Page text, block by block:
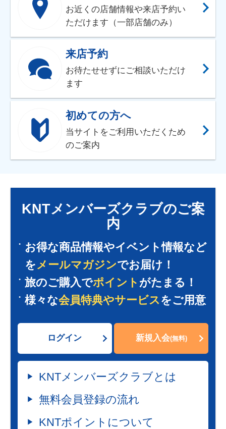
お近くの店舗情報や来店予約い
ただけます（一部店舗のみ）
来店予約
お待たせせずにご相談いただけ
ます
初めての方へ
当サイトをご利用いただくため
のご案内
KNTメンバーズクラブのご案
内
お得な商品情報やイベント情報など
を メールマガジンでお届け！
旅のご購入でポイント がたまる！
様々な会員特典やサービス をご用意
ログイン 新規入会(無料)
KNTメンバーズクラブとは
無料会員登録の流れ
KNTポイントについて